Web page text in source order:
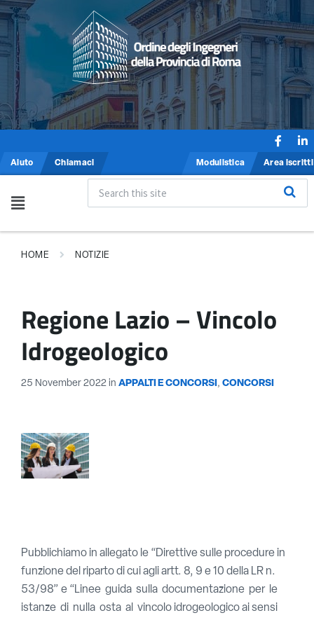
Aiuto Chiamaci Modulistica Area iscritti
HOME NOTIZIE
Regione Lazio – Vincolo
Idrogeologico
25 November 2022 in APPALTI E CONCORSI, CONCORSI
Pubblichiamo in allegato le “Direttive sulle procedure in
funzione del riparto di cui agli artt. 8, 9 e 10 della LR n.
53/98” e “Linee guida sulla documentazione per le
istanze di nulla osta al vincolo idrogeologico ai sensi